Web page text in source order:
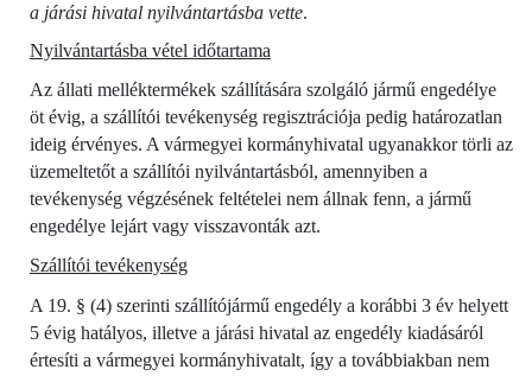
a járási hivatal nyilvántartásba vette.
Nyilvántartásba vétel időtartama
Az állati melléktermékek szállítására szolgáló jármű engedélye
öt évig, a szállítói tevékenység regisztrációja pedig határozatlan
ideig érvényes. A vármegyei kormányhivatal ugyanakkor törli az
üzemeltetőt a szállítói nyilvántartásból, amennyiben a
tevékenység végzésének feltételei nem állnak fenn, a jármű
engedélye lejárt vagy visszavonták azt.
Szállítói tevékenység
A 19. § (4) szerinti szállítójármű engedély a korábbi 3 év helyett
5 évig hatályos, illetve a járási hivatal az engedély kiadásáról
értesíti a vármegyei kormányhivatalt, így a továbbiakban nem